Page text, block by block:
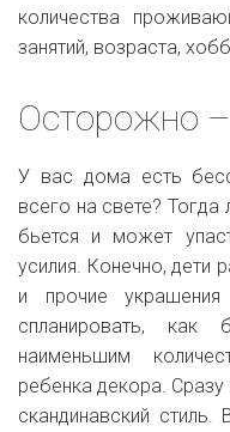
количества
занятий, возраста,
Осторожно
У вас дома есть
всего на свете?
бьется и может
усилия. Конечно, дети
и прочие
спланировать, как
наименьшим
ребенка декора.
скандинавский